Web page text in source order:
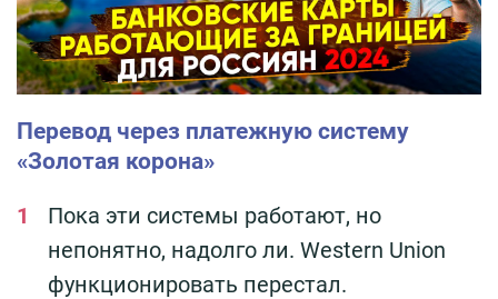
Перевод через платежную систему
«Золотая корона»
Пока эти системы работают, но
непонятно, надолго ли. Western Union
функционировать перестал.